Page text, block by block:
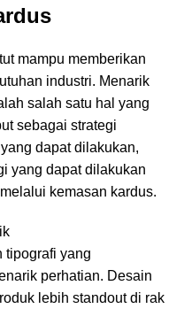
mampu memberikan
industri. Menarik
salah satu hal yang
sebagai strategi
dapat dilakukan,
yang dapat dilakukan
kemasan kardus.
tipografi yang
perhatian. Desain
lebih standout di rak